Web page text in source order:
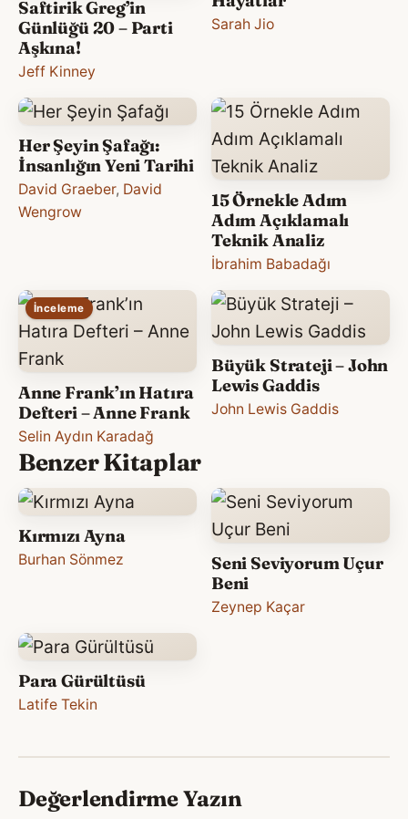
Saftirik Greg’in
Günlüğü 20 – Parti
Aşkına!
Jeff Kinney
Sarah Jio
Her Şeyin Şafağı:
İnsanlığın Yeni Tarihi
David Graeber, David
Wengrow
15 Örnekle Adım
Adım Açıklamalı
Teknik Analiz
İbrahim Babadağı
İnceleme
Anne Frank’ın Hatıra
Defteri – Anne Frank
Selin Aydın Karadağ
Büyük Strateji – John
Lewis Gaddis
John Lewis Gaddis
Benzer Kitaplar
Kırmızı Ayna
Burhan Sönmez
Seni Seviyorum Uçur
Beni
Zeynep Kaçar
Para Gürültüsü
Latife Tekin
Değerlendirme Yazın